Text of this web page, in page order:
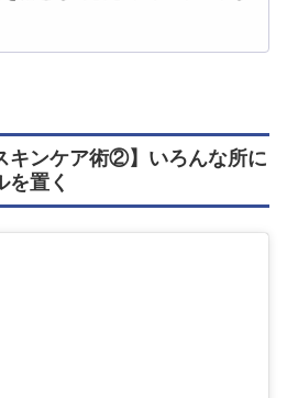
キンケア術②】いろんな所に
を置く